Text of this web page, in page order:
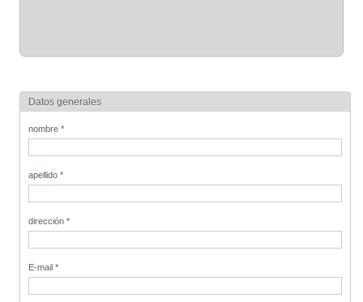
Datos generales
nombre*
apellido*
dirección*
E-mail*